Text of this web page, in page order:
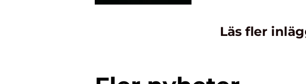
Läs fler